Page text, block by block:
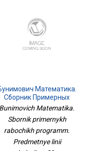
Математика.
Сборник Примерных
Рабочих Программ.
Учебников Сферы.
Математика. 5-6 Кл.
Алгебра. 7-9 Кл. НЕ
БУДЕТ
Bunimovich Matematika.
Sbornik primernykh
rabochikh programm.
Predmetnye linii